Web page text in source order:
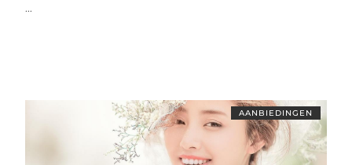
...
AANBIEDINGEN